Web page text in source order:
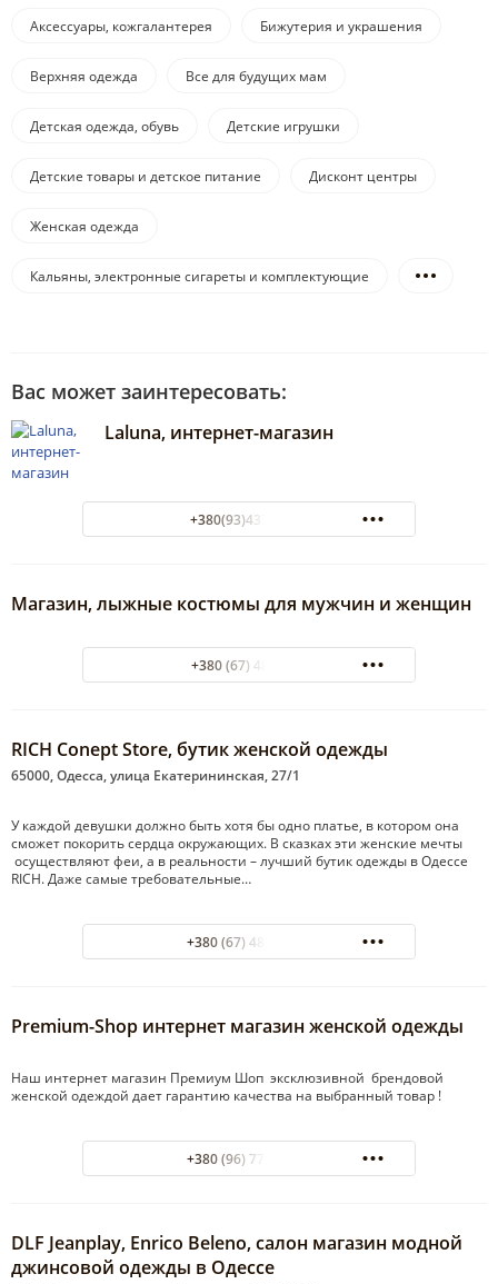
Аксессуары, кожгалантерея Бижутерия и украшения
Верхняя одежда Все для будущих мам
Детская одежда, обувь Детские игрушки
Детские товары и детское питание Дисконт центры
Женская одежда
Кальяны, электронные сигареты и комплектующие
Вас может заинтересовать:
Laluna, интернет-магазин
+380(93)437-37-09
Магазин, лыжные костюмы для мужчин и женщин
+380 (67) 4870328
RICH Conept Store, бутик женской одежды
65000, Одесса, улица Екатерининская, 27/1
У каждой девушки должно быть хотя бы одно платье, в котором она
сможет покорить сердца окружающих. В сказках эти женские мечты
осуществляют феи, а в реальности – лучший бутик одежды в Одессе
RICH. Даже самые требовательные…
+380 (67) 484-19-32
Premium-Shop интернет магазин женской одежды
Наш интернет магазин Премиум Шоп эксклюзивной брендовой
женской одеждой дает гарантию качества на выбранный товар !
+380 (96) 772-52-55
DLF Jeanplay, Enrico Beleno, салон магазин модной
джинсовой одежды в Одессе